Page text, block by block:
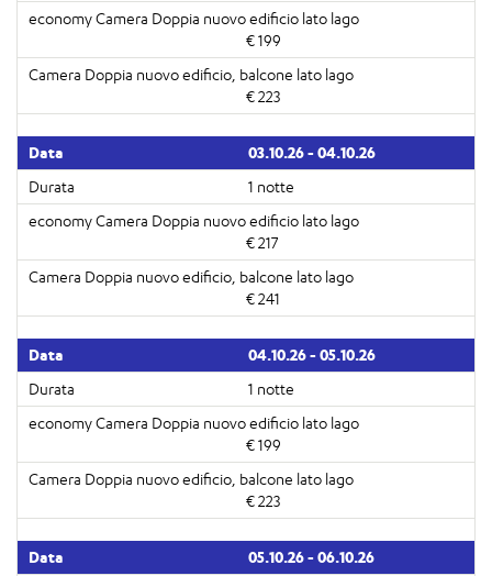
€ 199
€ 223
03.10.26 - 04.10.26
1 notte
€ 217
€ 241
04.10.26 - 05.10.26
1 notte
€ 199
€ 223
05.10.26 - 06.10.26